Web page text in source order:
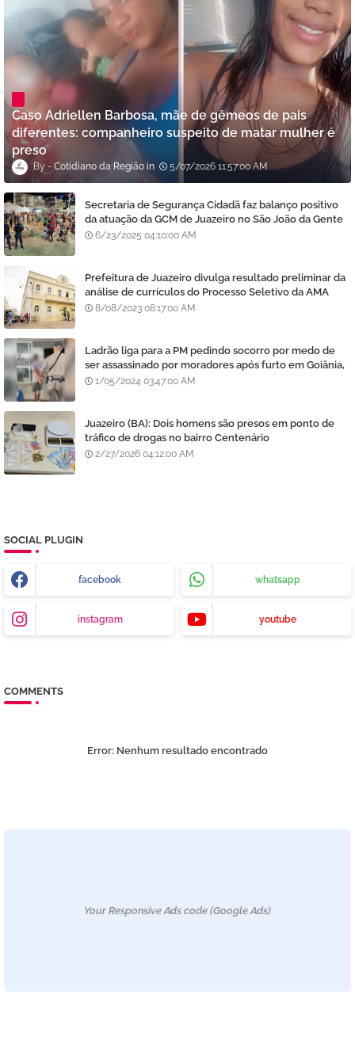
Caso Adriellen Barbosa, mãe de gêmeos de pais
diferentes: companheiro suspeito de matar mulher é
preso
Cotidiano da Região 5/07/2026 11:57:00 AM
Secretaria de Segurança Cidadã faz balanço positivo
da atuação da GCM de Juazeiro no São João da Gente
6/23/2025 04:10:00 AM
Prefeitura de Juazeiro divulga resultado preliminar da
análise de currículos do Processo Seletivo da AMA
8/08/2023 08:17:00 AM
Ladrão liga para a PM pedindo socorro por medo de
ser assassinado por moradores após furto em Goiânia,
diz polícia
1/05/2024 03:47:00 AM
Juazeiro (BA): Dois homens são presos em ponto de
tráfico de drogas no bairro Centenário
2/27/2026 04:12:00 AM
SOCIAL PLUGIN
facebook whatsapp
instagram youtube
COMMENTS
Error: Nenhum resultado encontrado
Your Responsive Ads code (Google Ads)